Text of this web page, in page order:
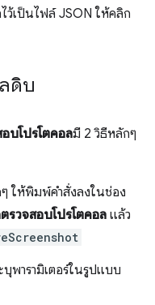
ว้เป็นไฟล์ JSON ให้คลิก
ดิบ
บโปรโตคอลมี 2 วิธีหลักๆ
ๆ ให้พิมพ์คำสั่งลงในช่อง
รวจสอบโปรโตคอลแล้ว
บุพารามิเตอร์ในรูปแบบ